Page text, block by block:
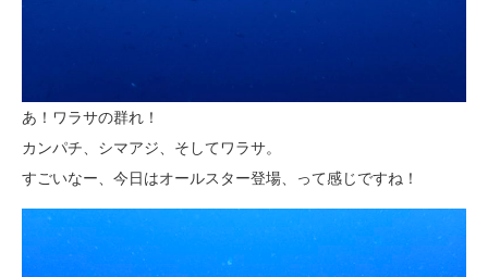
あ！ワラサの群れ！
カンパチ、シマアジ、そしてワラサ。
すごいなー、今日はオールスター登場、って感じですね！